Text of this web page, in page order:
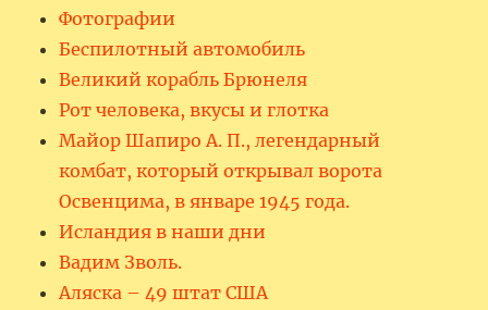
Фотографии
Беспилотный автомобиль
Великий корабль Брюнеля
Рот человека, вкусы и глотка
Майор Шапиро А. П., легендарный
комбат, который открывал ворота
Освенцима, в январе 1945 года.
Исландия в наши дни
Вадим Зволь.
Аляска – 49 штат США